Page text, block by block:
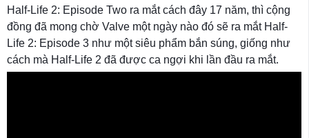
Half-Life 2: Episode Two ra mắt cách đây 17 năm, thì cộng
đồng đã mong chờ Valve một ngày nào đó sẽ ra mắt Half-
Life 2: Episode 3 như một siêu phẩm bắn súng, giống như
cách mà Half-Life 2 đã được ca ngợi khi lần đầu ra mắt.